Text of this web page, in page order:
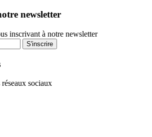
newsletter
inscrivant à notre newsletter
S'inscrire
sociaux